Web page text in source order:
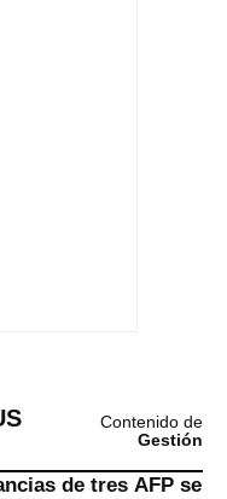
Contenido de
Gestión
de tres AFP se